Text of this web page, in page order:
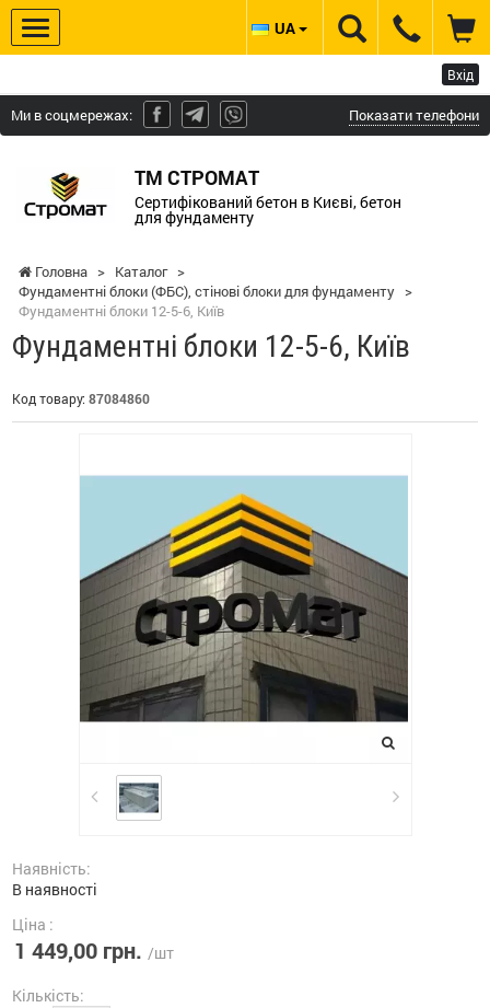
Вхід
Ми в соцмережах: Показати телефони
ТМ СТРОМАТ
Сертифікований бетон в Києві, бетон
для фундаменту
UA
Головна > Каталог >
Фундаментні блоки (ФБС), стінові блоки для фундаменту >
Фундаментні блоки 12-5-6, Київ
Фундаментні блоки 12-5-6, Київ
Код товару: 87084860
Наявність:
В наявності
Ціна :
1 449,00 грн. /шт
Кількість: